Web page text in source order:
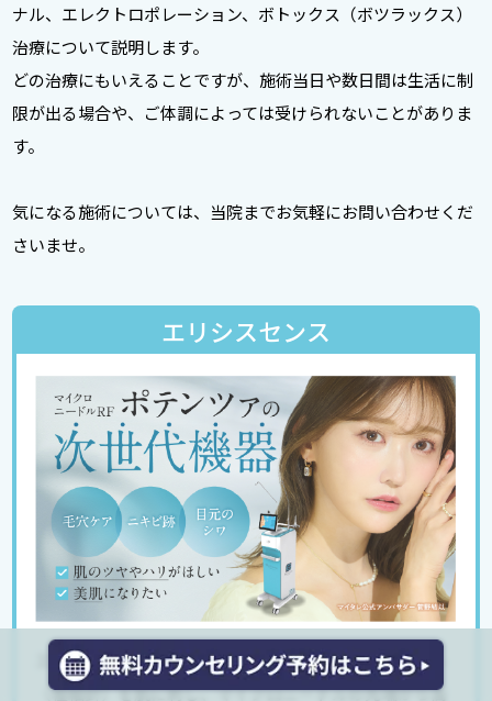
ナル、エレクトロポレーション、ボトックス（ボツラックス）
治療について説明します。
どの治療にもいえることですが、施術当日や数日間は生活に制
限が出る場合や、ご体調によっては受けられないことがありま
す。
気になる施術については、当院までお気軽にお問い合わせくだ
さいませ。
エリシスセンス
エリシスエンスは、髪の毛よりも細いマイクロニードル
（極細針）を肌に刺し、マイクロニードルの先端から高